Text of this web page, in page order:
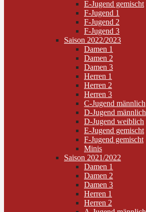
E-Jugend gemischt
F-Jugend 1
F-Jugend 2
F-Jugend 3
Saison 2022/2023
Damen 1
Damen 2
Damen 3
Herren 1
Herren 2
Herren 3
C-Jugend männlich
D-Jugend männlich
D-Jugend weiblich
E-Jugend gemischt
F-Jugend gemischt
Minis
Saison 2021/2022
Damen 1
Damen 2
Damen 3
Herren 1
Herren 2